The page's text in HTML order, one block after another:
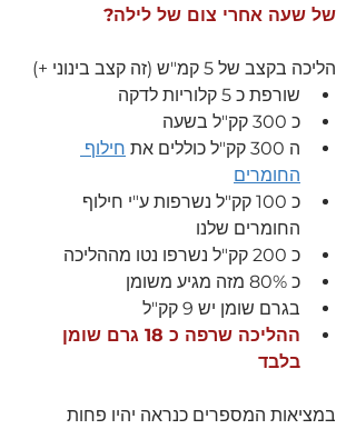
של שעה אחרי צום של לילה?
הליכה בקצב של 5 קמ"ש (זה קצב בינוני +)
שורפת כ 5 קלוריות לדקה
כ 300 קק"ל בשעה
ה 300 קק"ל כוללים את
חילוף
החומרים
כ 100 קק"ל נשרפות ע"י חילוף
החומרים שלנו
כ 200 קק"ל נשרפו נטו מההליכה
כ 80% מזה מגיע משומן
בגרם שומן יש 9 קק"ל
ההליכה שרפה כ 18 גרם שומן
בלבד
במציאות המספרים כנראה יהיו פחות